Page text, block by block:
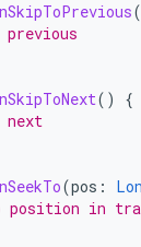
()
{
(pos :
position in